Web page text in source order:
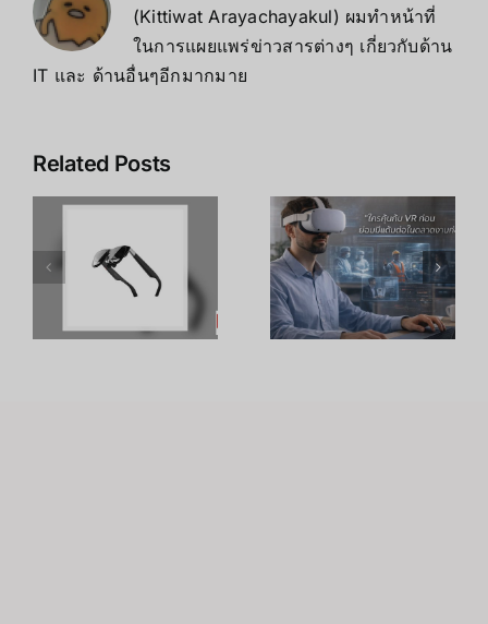
(Kittiwat Arayachayakul) ผมทำหน้าที่
ในการแผยแพร่ข่าวสารต่างๆ เกี่ยวกับด้าน
IT และ ด้านอื่นๆอีกมากมาย
Related Posts
Metaverse:
โอกาสทองที่
คุณเตรียมตัว
เพิ่ม
ประสิทธิภาพ
การเรียนรู้
ของพนักงาน
ด้วย